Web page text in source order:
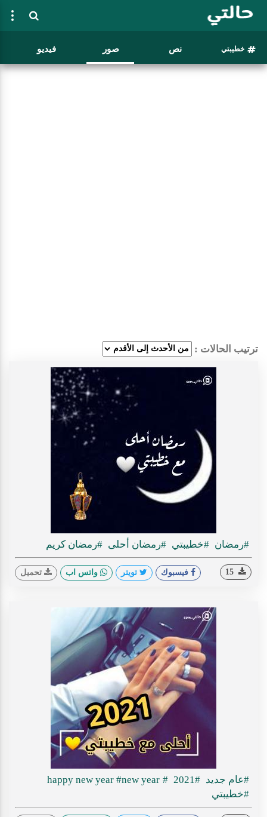
خطيبتي نص صور فيديو
ترتيب الحالات :
#رمضان #خطيبتي #رمضان أحلى #رمضان كريم
فيسبوك تويتر واتس اب تحميل
#عام جديد #2021
#happy new year
#new year
#خطيبتي